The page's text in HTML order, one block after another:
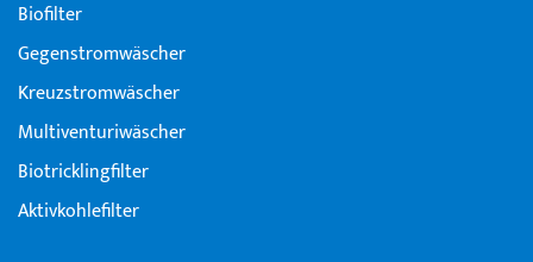
Biofilter
Gegenstromwäscher
Kreuzstromwäscher
Multiventuri­wäscher
Biotricklingfilter
Aktivkohlefilter